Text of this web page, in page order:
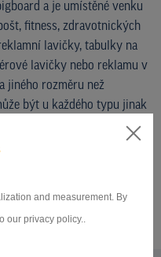
and measurement. By
our privacy policy..
a je umístěné venku
fitness, zdravotnických
lavičky, tabulky na
lavičky nebo reklamu v
jiného rozměru než
být u každého typu jinak